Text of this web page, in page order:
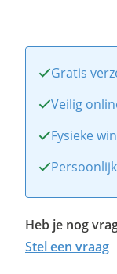
Gratis
Veilig
Fysieke
Heb je nog
Stel een vraag